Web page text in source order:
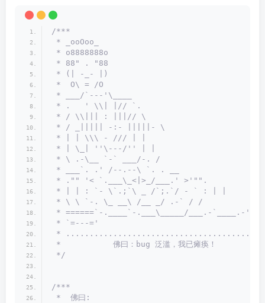
/***
* _ooOoo_
* o8888888o
* 88" . "88
* (| -_- |)
*  O\ = /O
* ___/`---'\____
* .   ' \\| |// `.
* / \\||| : |||// \
* / _||||| -:- |||||- \
* | | \\\ - /// | |
* | \_| ''\---/'' | |
* \ .-\__ `-` ___/-. /
* ___`. .' /--.--\ `. . __
* ."" '< `.___\_<|>_/___.' >'"".
* | | : `- \`.;`\ _ /`;.`/ - ` : | |
* \ \ `-. \_ __\ /__ _/ .-` / /
* ======`-.____`-.___\_____/___.-`____.-
* `=---='
*
*           佛曰：bug 泛滥，我已瘫痪！
*/
/***
*  佛曰: